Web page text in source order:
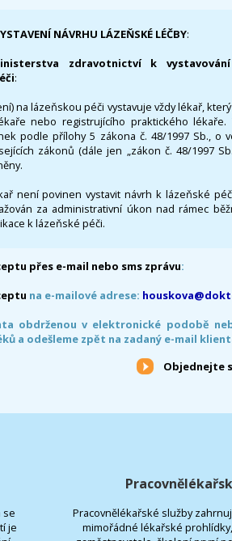
NÁVRHU LÁZEŇSKÉ LÉČBY:
zdravotnictví k
:
na lázeňskou péči vystavuje vždy lékař,
nebo registrujícího praktického
podle přílohy 5 zákona č. 48/1997 Sb., o
zákonů (dále jen „zákon č. 48/1997
není povinen vystavit návrh k lázeňské
za administrativní úkon nad rámec
k lázeňské péči.
přes e-mail nebo sms zprávu:
na e-mailové adrese:
obdrženou v elektronické podobě
a odešleme zpět na zadaný e-mail
Objednejte
se
je
Pracovnělékařské služby
mimořádné lékařské